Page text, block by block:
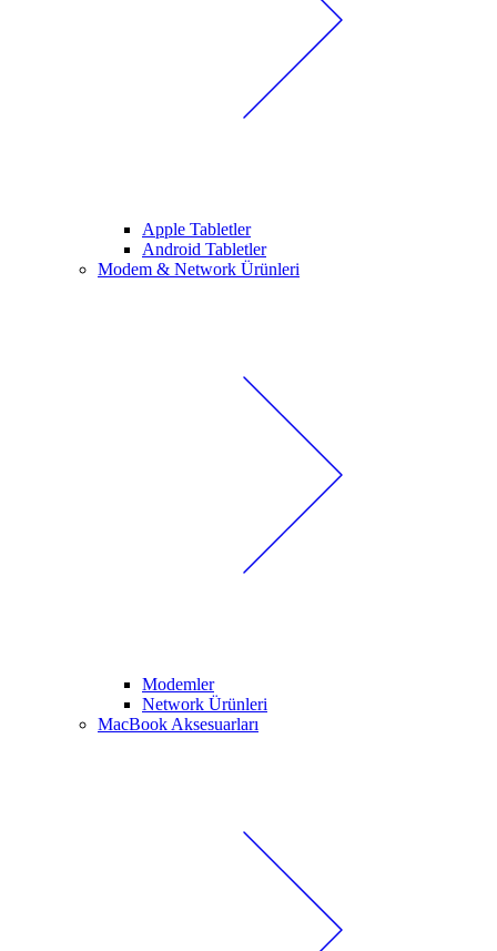
Apple Tabletler
Android Tabletler
Modem & Network Ürünleri
Modemler
Network Ürünleri
MacBook Aksesuarları